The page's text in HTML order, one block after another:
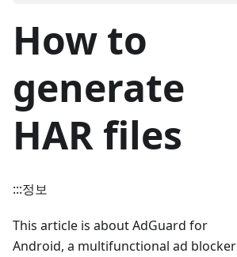
How to
generate
HAR files
:::정보
This article is about AdGuard for
Android, a multifunctional ad blocker